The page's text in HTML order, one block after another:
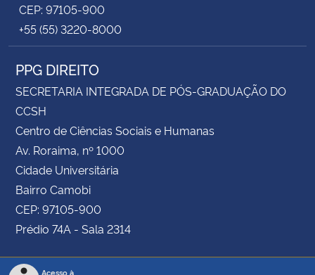
CEP: 97105-900
+55 (55) 3220-8000
PPG DIREITO
SECRETARIA INTEGRADA DE PÓS-GRADUAÇÃO DO
CCSH
Centro de Ciências Sociais e Humanas
Av. Roraima, nº 1000
Cidade Universitária
Bairro Camobi
CEP: 97105-900
Prédio 74A - Sala 2314
Acesso à